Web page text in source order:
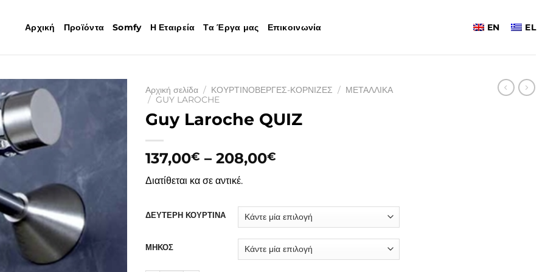
Αρχική Προϊόντα Somfy Η Εταιρεία Τα Έργα μας Επικοινωνία EN EL
Αρχική σελίδα / ΚΟΥΡΤΙΝΟΒΕΡΓΕΣ-ΚΟΡΝΙΖΕΣ / ΜΕΤΑΛΛΙΚΑ
/ GUY LAROCHE
Guy Laroche QUIZ
137,00€ – 208,00€
208,00€
Διατίθεται κα σε αντικέ.
ΔΕΥΤΕΡΗ ΚΟΥΡΤΙΝΑ
ΜΗΚΟΣ